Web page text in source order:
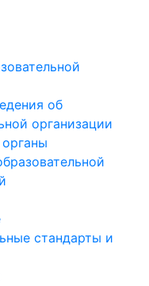
об
организации
стандарты и